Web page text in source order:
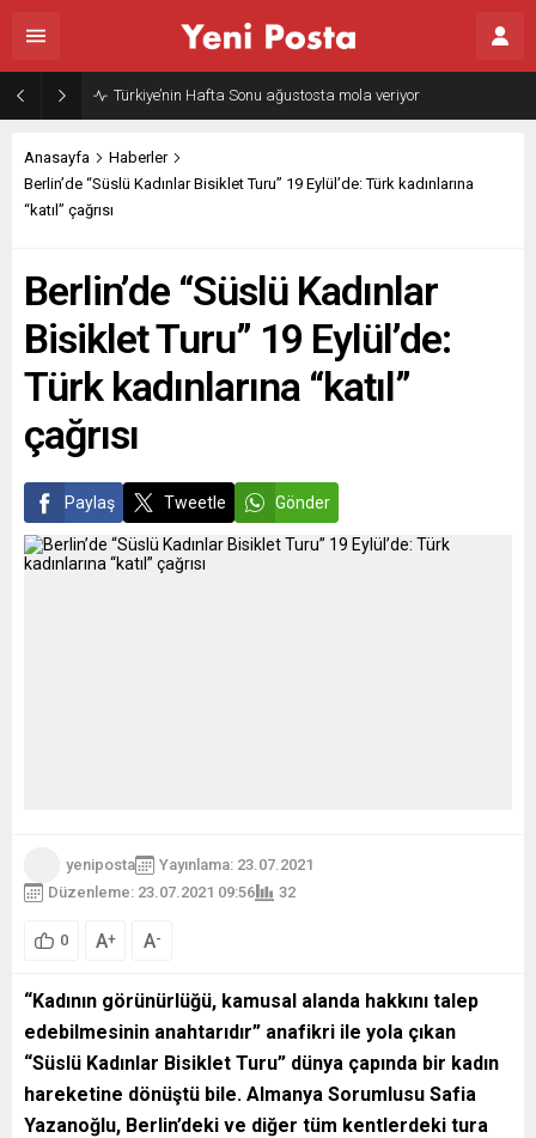
Gazze’nin geleceği: Teknokratik kontrol mü, kolonializm mi?
Anasayfa
Haberler
Berlin’de “Süslü Kadınlar Bisiklet Turu” 19 Eylül’de: Türk kadınlarına
“katıl” çağrısı
Berlin’de “Süslü Kadınlar
Bisiklet Turu” 19 Eylül’de:
Türk kadınlarına “katıl”
çağrısı
Paylaş Tweetle Gönder
yeniposta
Yayınlama: 23.07.2021
Düzenleme: 23.07.2021 09:56
32
0 A+ A-
“Kadının görünürlüğü, kamusal alanda hakkını talep
edebilmesinin anahtarıdır” anafikri ile yola çıkan
“Süslü Kadınlar Bisiklet Turu” dünya çapında bir kadın
hareketine dönüştü bile. Almanya Sorumlusu Safia
Yazanoğlu, Berlin’deki ve diğer tüm kentlerdeki tura